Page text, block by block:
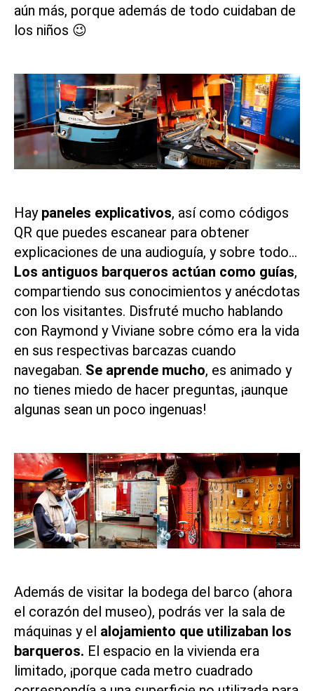
aún más, porque además de todo cuidaban de
los niños 😉
Hay paneles explicativos, así como códigos
QR que puedes escanear para obtener
explicaciones de una audioguía, y sobre todo…
Los antiguos barqueros actúan como guías,
compartiendo sus conocimientos y anécdotas
con los visitantes. Disfruté mucho hablando
con Raymond y Viviane sobre cómo era la vida
en sus respectivas barcazas cuando
navegaban. Se aprende mucho, es animado y
no tienes miedo de hacer preguntas, ¡aunque
algunas sean un poco ingenuas!
Además de visitar la bodega del barco (ahora
el corazón del museo), podrás ver la sala de
máquinas y el alojamiento que utilizaban los
barqueros. El espacio en la vivienda era
limitado, ¡porque cada metro cuadrado